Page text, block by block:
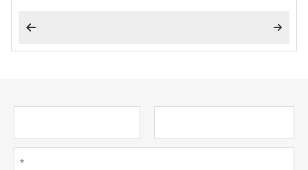
 